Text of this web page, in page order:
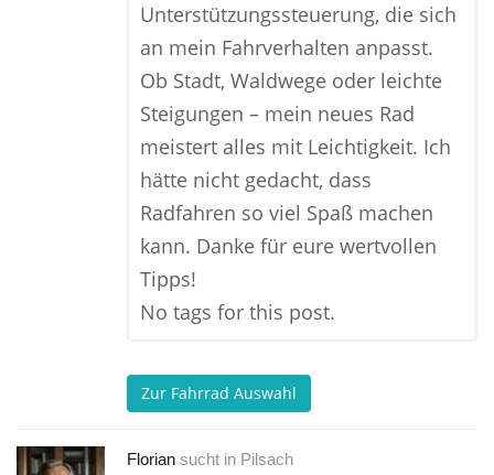
Unterstützungssteuerung, die sich
an mein Fahrverhalten anpasst.
Ob Stadt, Waldwege oder leichte
Steigungen – mein neues Rad
meistert alles mit Leichtigkeit. Ich
hätte nicht gedacht, dass
Radfahren so viel Spaß machen
kann. Danke für eure wertvollen
Tipps!
No tags for this post.
Zur Fahrrad Auswahl
Florian sucht in Pilsach